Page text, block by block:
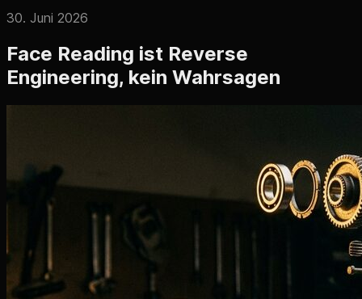
30. Juni 2026
Face Reading ist Reverse
Engineering, kein Wahrsagen